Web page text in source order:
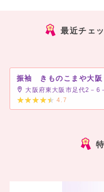
最近チェ
振袖 きものこまや大阪
大阪府東大阪市足代2－6
4.7